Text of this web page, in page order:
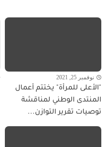
نوفمبر 25, 2021
"الأعلى للمرأة" يختتم أعمال
المنتدى الوطني لمناقشة
توصيات تقرير التوازن...